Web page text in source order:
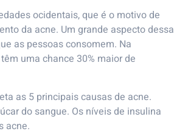
ocidentais, que é o motivo de
da acne. Um grande aspecto dessa
as pessoas consomem. Na
uma chance 30% maior de
as 5 principais causas de acne.
do sangue. Os níveis de insulina
acne.